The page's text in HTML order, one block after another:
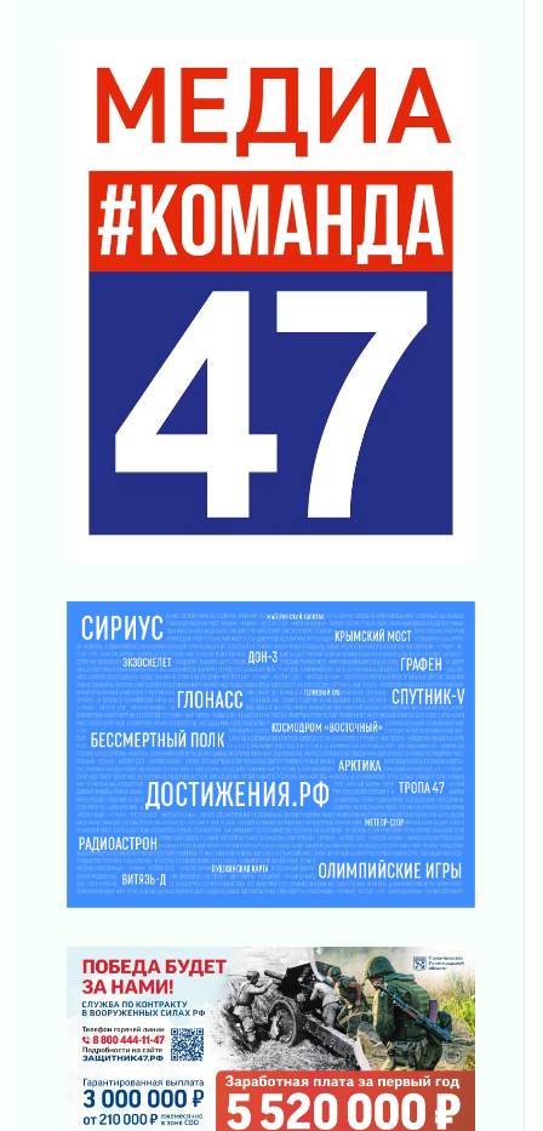
04 августа 2026
Без риска для здоровья и кошелька
04 августа 2026
Важная информация
04 августа 2026
Что делать со сбережениями
04 августа 2026
Награды нашли строителей
Ленобласть повышает производительность
труда в ЖКХ
03 августа 2026
Поддержка волонтерских объединений
Ладожский мост полностью закроют на два
Новая площадка: 2027
03 августа 2026
Часть медиков в Ленобласти сможет
рассчитывать на доплату от региона
03 августа 2026
За сутки в Ленинградской области
ликвидировали 10 пожаров
03 августа 2026
Клюква наливается, но в корзинку пока не
просится
03 августа 2026
подняли зарплаты почти на 40% за год
03 августа 2026
Шесть новых жизней в честь дня рождения
Ленинградской области
03 августа 2026
Уроки безопасности для детей и взрослых
03 августа 2026